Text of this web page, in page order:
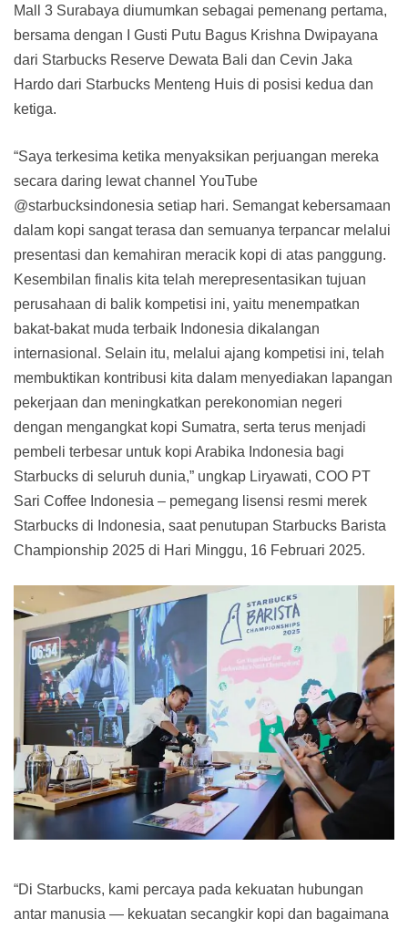
Mall 3 Surabaya diumumkan sebagai pemenang pertama,
bersama dengan I Gusti Putu Bagus Krishna Dwipayana
dari Starbucks Reserve Dewata Bali dan Cevin Jaka
Hardo dari Starbucks Menteng Huis di posisi kedua dan
ketiga.
“Saya terkesima ketika menyaksikan perjuangan mereka
secara daring lewat channel YouTube
@starbucksindonesia setiap hari. Semangat kebersamaan
dalam kopi sangat terasa dan semuanya terpancar melalui
presentasi dan kemahiran meracik kopi di atas panggung.
Kesembilan finalis kita telah merepresentasikan tujuan
perusahaan di balik kompetisi ini, yaitu menempatkan
bakat-bakat muda terbaik Indonesia dikalangan
internasional. Selain itu, melalui ajang kompetisi ini, telah
membuktikan kontribusi kita dalam menyediakan lapangan
pekerjaan dan meningkatkan perekonomian negeri
dengan mengangkat kopi Sumatra, serta terus menjadi
pembeli terbesar untuk kopi Arabika Indonesia bagi
Starbucks di seluruh dunia,” ungkap Liryawati, COO PT
Sari Coffee Indonesia – pemegang lisensi resmi merek
Starbucks di Indonesia, saat penutupan Starbucks Barista
Championship 2025 di Hari Minggu, 16 Februari 2025.
“Di Starbucks, kami percaya pada kekuatan hubungan
antar manusia — kekuatan secangkir kopi dan bagaimana